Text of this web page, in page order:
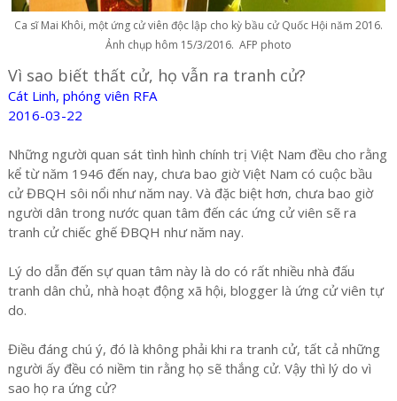
Ca sĩ Mai Khôi, một ứng cử viên độc lập cho kỳ bầu cử Quốc Hội năm 2016.
Ảnh chụp hôm 15/3/2016. AFP photo
Vì sao biết thất cử, họ vẫn ra tranh cử?
Cát Linh, phóng viên RFA
2016-03-22
Những người quan sát tình hình chính trị Việt Nam đều cho rằng
kể từ năm 1946 đến nay, chưa bao giờ Việt Nam có cuộc bầu
cử ĐBQH sôi nổi như năm nay. Và đặc biệt hơn, chưa bao giờ
người dân trong nước quan tâm đến các ứng cử viên sẽ ra
tranh cử chiếc ghế ĐBQH như năm nay.
Lý do dẫn đến sự quan tâm này là do có rất nhiều nhà đấu
tranh dân chủ, nhà hoạt động xã hội, blogger là ứng cử viên tự
do.
Điều đáng chú ý, đó là không phải khi ra tranh cử, tất cả những
người ấy đều có niềm tin rằng họ sẽ thắng cử. Vậy thì lý do vì
sao họ ra ứng cử?